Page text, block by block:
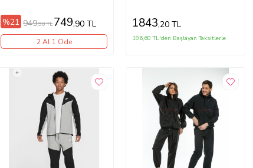
%21 949,90 TL 749,90 TL
2 Al 1 Öde
1843,20 TL
196,60 TL'den Başlayan Taksitlerle